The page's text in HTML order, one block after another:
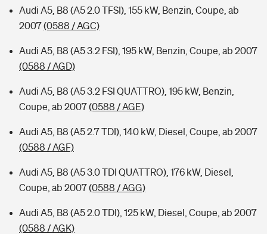
Kinderunfall-Check: Mehr Sicherheit für deine Kids
Typklassen: So ist Ihr Auto eingestuft
Audi A5, B8 (A5 2.0 TFSI), 155 kW, Benzin, Coupe, ab
2007(0588 / AGC)
Audi A5, B8 (A5 3.2 FSI), 195 kW, Benzin, Coupe, ab 2007
(0588 / AGD)
Audi A5, B8 (A5 3.2 FSI QUATTRO), 195 kW, Benzin,
Coupe, ab 2007(0588 / AGE)
Audi A5, B8 (A5 2.7 TDI), 140 kW, Diesel, Coupe, ab 2007
(0588 / AGF)
Audi A5, B8 (A5 3.0 TDI QUATTRO), 176 kW, Diesel,
Coupe, ab 2007(0588 / AGG)
Audi A5, B8 (A5 2.0 TDI), 125 kW, Diesel, Coupe, ab 2007
(0588 / AGK)